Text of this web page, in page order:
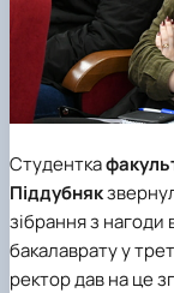
Студентка
Піддубняк
зібрання з
бакалаврату у
ректор дав на це